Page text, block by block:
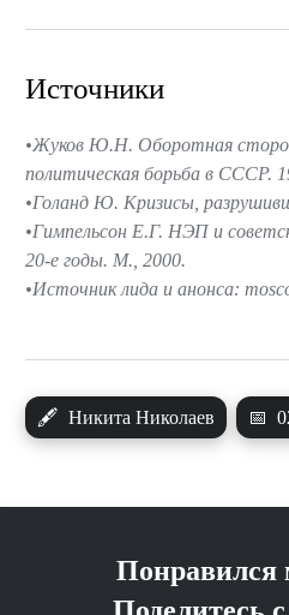
🖋 Никита Николаев 📅
Источники
Жуков Ю.Н. Оборотная
политическая борьба в СССР.
Голанд Ю. Кризисы,
Гимпельсон Е.Г. НЭП и
20-е годы. М., 2000.
Источник лида и анонса:
Понравился